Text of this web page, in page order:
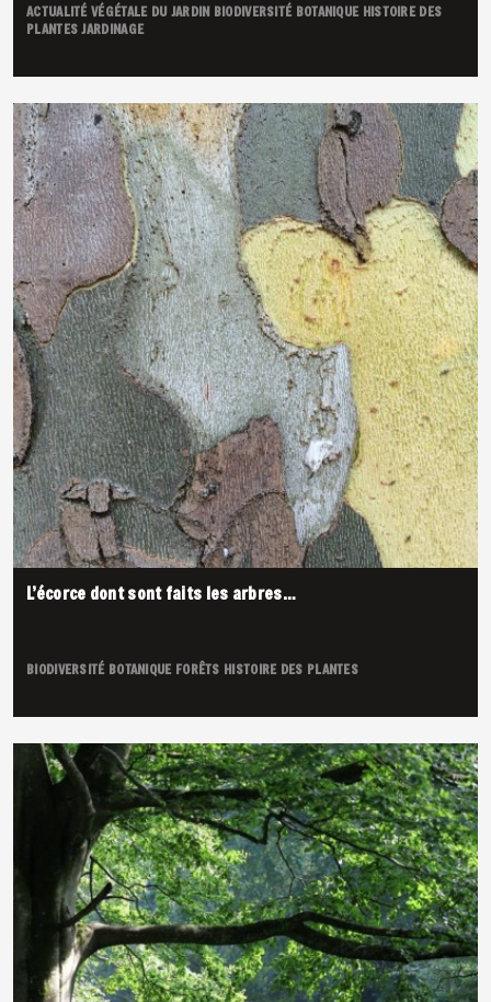
ACTUALITÉ VÉGÉTALE DU JARDIN BIODIVERSITÉ BOTANIQUE HISTOIRE DES
PLANTESJARDINAGE
L’écorce dont sont faits les arbres…
BIODIVERSITÉ BOTANIQUE FORÊTS HISTOIRE DES PLANTES